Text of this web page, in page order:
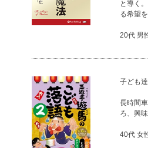
と導く
る希望
20代 男
子ども
長時間
ろ、興
40代 女